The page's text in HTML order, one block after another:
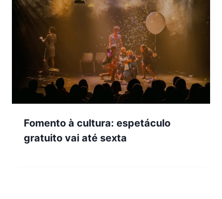
Fomento à cultura: espetáculo
gratuito vai até sexta